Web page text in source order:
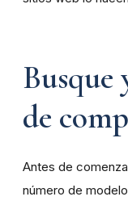
Busque
de
Antes de
número de